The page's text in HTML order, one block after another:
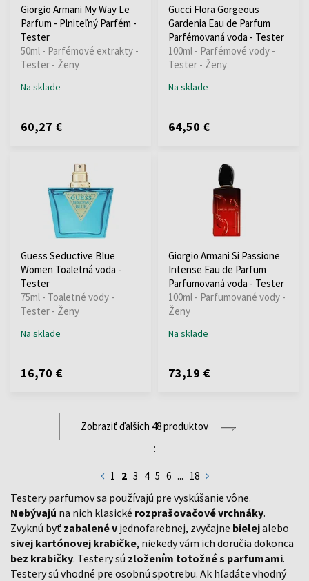
Giorgio Armani My Way Le
Parfum - Plniteľný Parfém -
Tester
50ml - Parfémové extrakty -
Tester - Ženy
Na sklade
60,27 €
Gucci Flora Gorgeous
Gardenia Eau de Parfum
Parfémovaná voda - Tester
100ml - Parfémové vody -
Tester - Ženy
Na sklade
64,50 €
Guess Seductive Blue
Women Toaletná voda -
Tester
75ml - Toaletné vody -
Tester - Ženy
Na sklade
16,70 €
Giorgio Armani Si Passione
Intense Eau de Parfum
Parfumovaná voda - Tester
100ml - Parfumované vody -
Ženy
Na sklade
73,19 €
Zobraziť ďalších 48 produktov
:
1 2 3 4 5 6 ... 18
Testery parfumov sa používajú pre vyskúšanie vône.
Nebývajú na nich klasické rozprašovačovévrchnáky.
Zvyknú byť zabalené v jednofarebnej, zvyčajne bielejalebo
sivej kartónovej krabičke, niekedy vám ich doručia dokonca
bez krabičky. Testery sú zložením totožné s parfumami.
Testery sú vhodné pre osobnú spotrebu. Ak hľadáte vhodný